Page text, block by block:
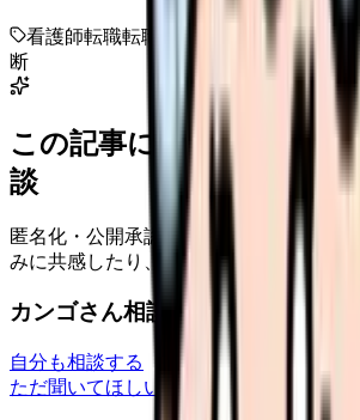
看護師転職転職タイミング 転職データ
断
この記事に近い看護師さ
談
匿名化・公開承認済みの本音だけを表
みに共感したり、自分の状況を投稿でき
カンゴさん相談室から共有された
自分も相談する
ただ聞いてほしい
2026/6/13